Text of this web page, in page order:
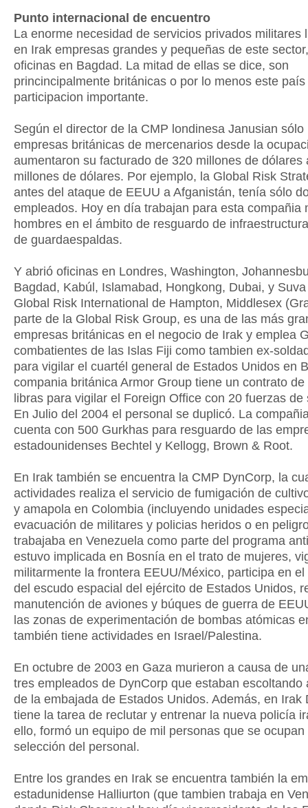
Punto internacional de encuentro
La enorme necesidad de servicios privados militares
en Irak empresas grandes y pequeñas de este
oficinas en Bagdad. La mitad de ellas se dice, son
princincipalmente británicas o por lo menos este
participacion importante.
Según el director de la CMP londinesa Janusian sólo
empresas británicas de mercenarios desde la
aumentaron su facturado de 320 millones de dólares
millones de dólares. Por ejemplo, la Global Risk
antes del ataque de EEUU a Afganistán, tenía sólo
empleados. Hoy en día trabajan para esta compañia
hombres en el ámbito de resguardo de
de guardaespaldas.
Y abrió oficinas en Londres, Washington,
Bagdad, Kabúl, Islamabad, Hongkong, Dubai, y
Global Risk International de Hampton, Middlesex
parte de la Global Risk Group, es una de las más
empresas británicas en el negocio de Irak y emplea
combatientes de las Islas Fiji como tambien ex-
para vigilar el cuartél general de Estados Unidos en
compania británica Armor Group tiene un contrato de
libras para vigilar el Foreign Office con 20 fuerzas de
En Julio del 2004 el personal se duplicó. La
cuenta con 500 Gurkhas para resguardo de las
estadounidenses Bechtel y Kellogg, Brown & Root.
En Irak también se encuentra la CMP DynCorp, la
actividades realiza el servicio de fumigación de
y amapola en Colombia (incluyendo unidades
evacuación de militares y policias heridos o en
trabajaba en Venezuela como parte del programa
estuvo implicada en Bosnía en el trato de mujeres,
militarmente la frontera EEUU/México, participa en
del escudo espacial del ejército de Estados Unidos,
manutención de aviones y búques de guerra de
las zonas de experimentación de bombas atómicas
también tiene actividades en Israel/Palestina.
En octubre de 2003 en Gaza murieron a causa de
tres empleados de DynCorp que estaban escoltando
de la embajada de Estados Unidos. Además, en Irak
tiene la tarea de reclutar y entrenar la nueva policía
ello, formó un equipo de mil personas que se ocupan
selección del personal.
Entre los grandes en Irak se encuentra también la
estadunidense Halliurton (que tambien trabaja en